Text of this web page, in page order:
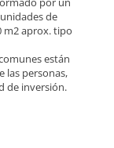
de
m2 aprox. tipo
están
las personas,
de inversión.